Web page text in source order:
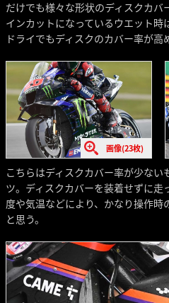
だけでも様々な形状のディスクカバ
インカットになっているウエット
ドライでもディスクのカバー率が高
画像(23枚)
こちらはディスクカバー率が少ない
ツ。ディスクカバーを装着せずに
度や気温などにより、かなり操作
と思う。